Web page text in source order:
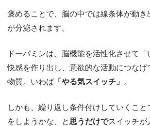
褒めることで、脳の中では線条体が動き
が分泌されます。
ドーパミンは、脳機能を活性化させて「
快感を作り出し、意欲的な活動につなげ
物質。いわば 「やる気スイッチ」 。
しかも、繰り返し条件付けしていくこと
をしようかな、と思うだけでスイッチが